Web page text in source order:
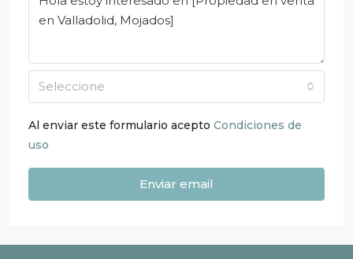
Seleccione
Al enviar este formulario acepto Condiciones de
uso
Enviar email